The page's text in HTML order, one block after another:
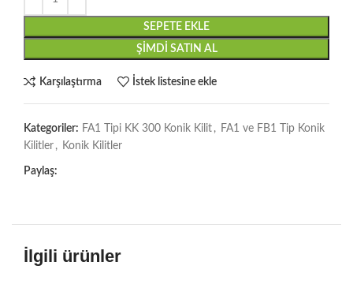
SEPETE EKLE
ŞIMDI SATIN AL
Karşılaştırma İstek listesine ekle
Kategoriler: FA1 Tipi KK 300 Konik Kilit , FA1 ve FB1 Tip Konik
Kilitler , Konik Kilitler
Paylaş:
İlgili ürünler